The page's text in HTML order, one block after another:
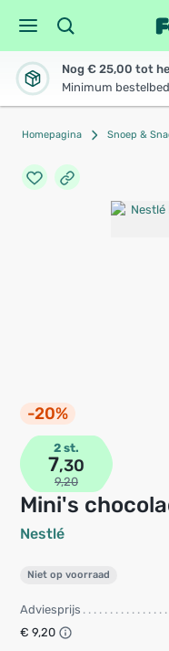
Nog € 25,00 tot
Minimum
Homepagina Snoep &
-20%
Mini's
Nestlé
2 st.
7,30
9,20
Niet op voorraad
Adviesprijs
€ 9,20